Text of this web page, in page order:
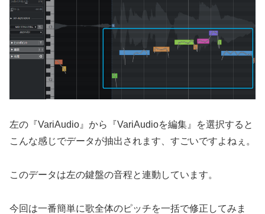
左の『VariAudio』から『VariAudioを編集』を選択すると
こんな感じでデータが抽出されます、すごいですよねぇ。
このデータは左の鍵盤の音程と連動しています。
今回は一番簡単に歌全体のピッチを一括で修正してみま